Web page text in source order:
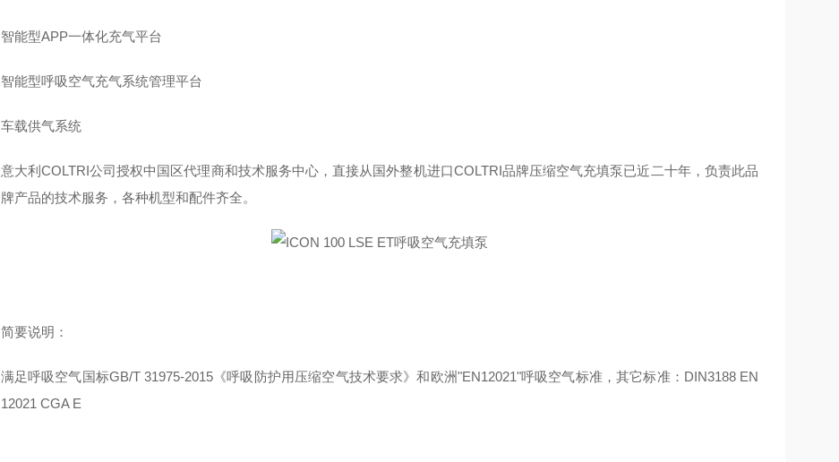
智能型APP一体化充气平台
智能型呼吸空气充气系统管理平台
车载供气系统
意大利COLTRI公司授权中国区代理商和技术服务中心，直接从国外整机进口COLTRI品牌压缩空气充填泵已近二十年，负责此品
牌产品的技术服务，各种机型和配件齐全。
简要说明：
满足呼吸空气国标GB/T 31975-2015《呼吸防护用压缩空气技术要求》和欧洲"EN12021"呼吸空气标准，其它标准：DIN3188 EN
12021 CGA E